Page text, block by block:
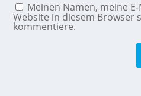
Meinen Namen, meine
Website in diesem Browser
kommentiere.